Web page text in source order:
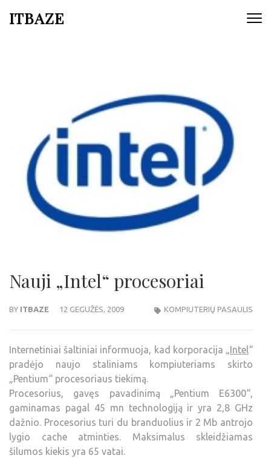
ITBAZE
Nauji „Intel“ procesoriai
BY ITBAZE 12 GEGUŽĖS, 2009 KOMPIUTERIŲ PASAULIS
Internetiniai šaltiniai informuoja, kad korporacija „Intel“
pradėjo naujo staliniams kompiuteriams skirto
„Pentium“ procesoriaus tiekimą.
Procesorius, gavęs pavadinimą „Pentium E6300“,
gaminamas pagal 45 mn technologiją ir yra 2,8 GHz
dažnio. Procesorius turi du branduolius ir 2 Mb antrojo
lygio cache atminties. Maksimalus skleidžiamas
šilumos kiekis yra 65 vatai.